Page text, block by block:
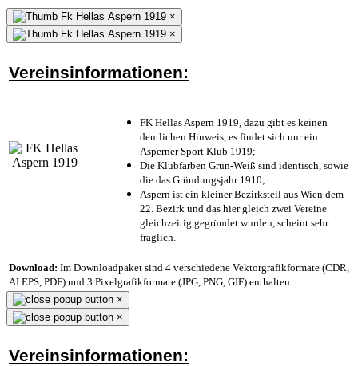
×
×
Vereinsinformationen:
FK Hellas Aspern 1919, dazu gibt es keinen
deutlichen Hinweis, es findet sich nur ein
Asperner Sport Klub 1919;
Die Klubfarben Grün-Weiß sind identisch, sowie
die das Gründungsjahr 1910;
Aspern ist ein kleiner Bezirksteil aus Wien dem
22. Bezirk und das hier gleich zwei Vereine
gleichzeitig gegründet wurden, scheint sehr
fraglich.
Download: Im Downloadpaket sind 4 verschiedene Vektorgrafikformate (CDR,
AI EPS, PDF) und 3 Pixelgrafikformate (JPG, PNG, GIF) enthalten.
×
×
Vereinsinformationen: